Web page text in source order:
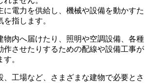
に電力を供給し、機械や設備を動かすた
指します。
物内へ届けたり、照明や空調設備、各種
作させたりするための配線や設備工事が
。
、工場など、さまざまな建物で必要とさ